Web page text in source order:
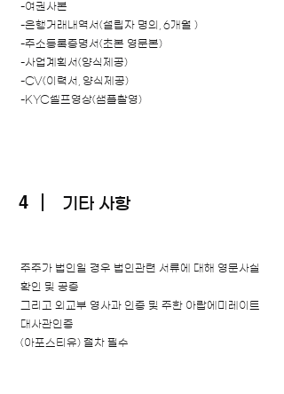
-여권사본
-은행거래내역서(설립자 명의, 6개월 )
-주소등록증명서(초본 영문본)
-사업계획서(양식제공)
-CV(이력서, 양식제공)
-KYC셀프영상(샘플촬영)
4 기타 사항
주주가 법인일 경우 법인관련 서류에 대해 영문사실
확인 및 공증
그리고 외교부 영사과 인증 및 주한 아랍에미레이트
대사관인증
(아포스티유) 절차 필수